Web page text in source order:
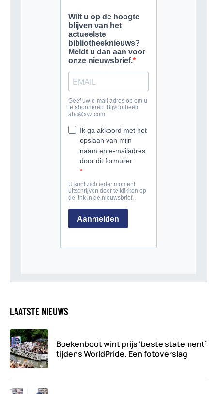
LAATSTE NIEUWS
Boekenboot wint prijs ‘beste statement’
tijdens WorldPride. Een fotoverslag